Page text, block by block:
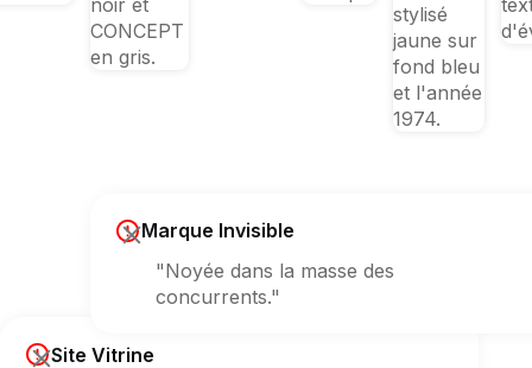
Site Vitrine
Marque Invisible
"Noyée dans la masse des
concurrents."